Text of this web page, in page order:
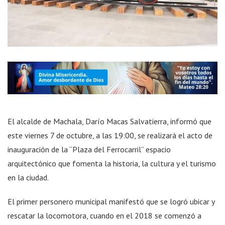
El alcalde de Machala, Darío Macas Salvatierra, informó que
este viernes 7 de octubre, a las 19:00, se realizará el acto de
inauguración de la “Plaza del Ferrocarril” espacio
arquitectónico que fomenta la historia, la cultura y el turismo
en la ciudad.
El primer personero municipal manifestó que se logró ubicar y
rescatar la locomotora, cuando en el 2018 se comenzó a